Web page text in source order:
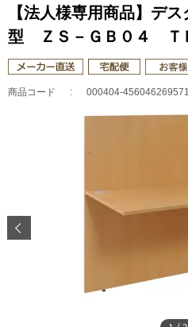
【法人様専用商品】デ
型 ＺＳ－ＧＢ０４
商品コード 000404-